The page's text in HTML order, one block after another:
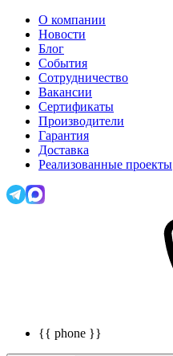
О компании
Новости
Блог
События
Сотрудничество
Вакансии
Сертификаты
Производители
Гарантия
Доставка
Реализованные проекты
{{ phone }}